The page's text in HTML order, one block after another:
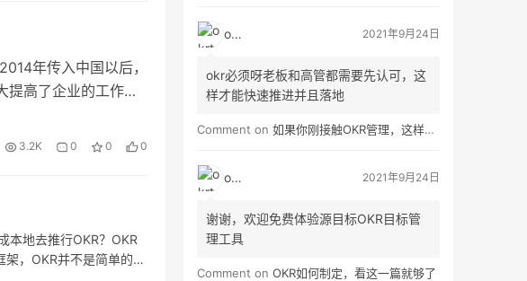
年传入中国以后，
提高了企业的工作效
部分，更鼓励自下而
OKR有…
3.2K 0 0 0
本地去推行OKR？OKR
，OKR并不是简单的每
okrt 2021年9月24日
okr必须呀老板和高管都需要先认可，这
样才能快速推进并且落地
Comment on 如果你刚接触OKR管理，这样做就对了！
okrt 2021年9月24日
谢谢，欢迎免费体验源目标OKR目标管
理工具
Comment on OKR如何制定，看这一篇就够了